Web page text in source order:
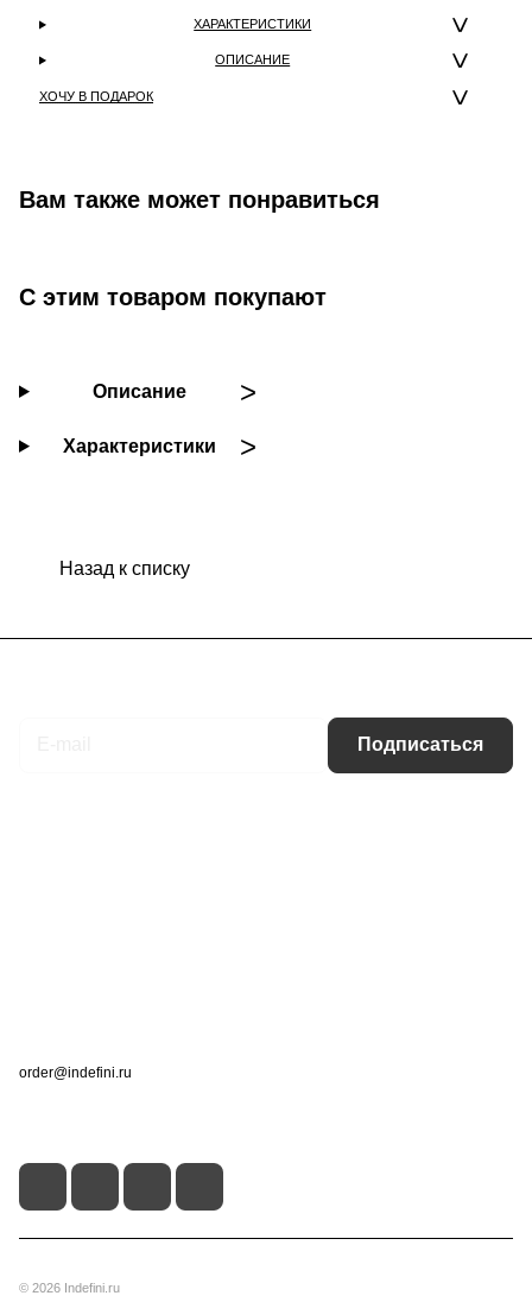
ХАРАКТЕРИСТИКИ
ОПИСАНИЕ
ХОЧУ В ПОДАРОК
Вам также может понравиться
С этим товаром покупают
Описание
Характеристики
Назад к списку
Подписаться
order@indefini.ru
© 2026 Indefini.ru